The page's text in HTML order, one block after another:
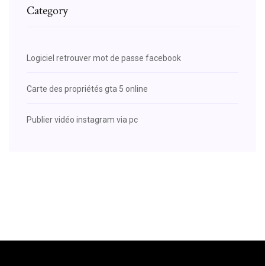
Category
Logiciel retrouver mot de passe facebook
Carte des propriétés gta 5 online
Publier vidéo instagram via pc